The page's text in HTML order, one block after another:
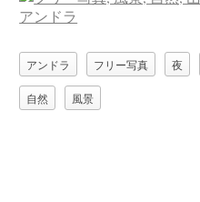
アンドラ フリー写真 夜
自然 風景